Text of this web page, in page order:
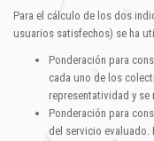
Para el cálculo de los dos
usuarios satisfechos) se ha
Ponderación para
cada uno de los
representatividad y se
Ponderación para
del servicio evaluado.